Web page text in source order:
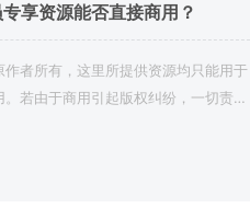
享资源能否直接商用？
者所有，这里所提供资源均只能用于
若由于商用引起版权纠纷，一切责任